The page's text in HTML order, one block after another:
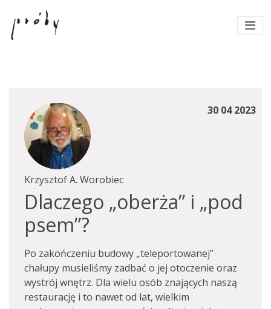
30 04 2023
Krzysztof A. Worobiec
Dlaczego „oberża” i „pod
psem”?
Po zakończeniu budowy „teleportowanej”
chałupy musieliśmy zadbać o jej otoczenie oraz
wystrój wnętrz. Dla wielu osób znających naszą
restaurację i to nawet od lat, wielkim